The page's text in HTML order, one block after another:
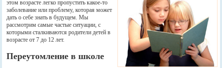
этом возрасте легко пропустить какое-то
заболевание или проблему, которая может
дать о себе знать в будущем. Мы
рассмотрим самые частые ситуации, с
которыми сталкиваются родители детей в
возрасте от 7 до 12 лет.
Переутомление в школе